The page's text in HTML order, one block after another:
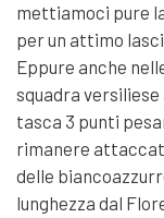
mettiamoci pure
per un attimo
Eppure anche
squadra
tasca 3 punti
rimanere
delle
lunghezza dal